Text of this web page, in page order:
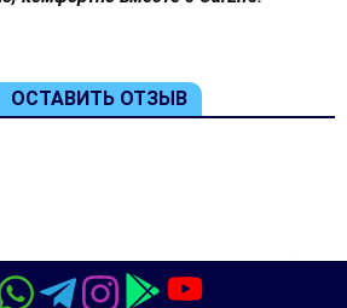
ОСТАВИТЬ ОТЗЫВ